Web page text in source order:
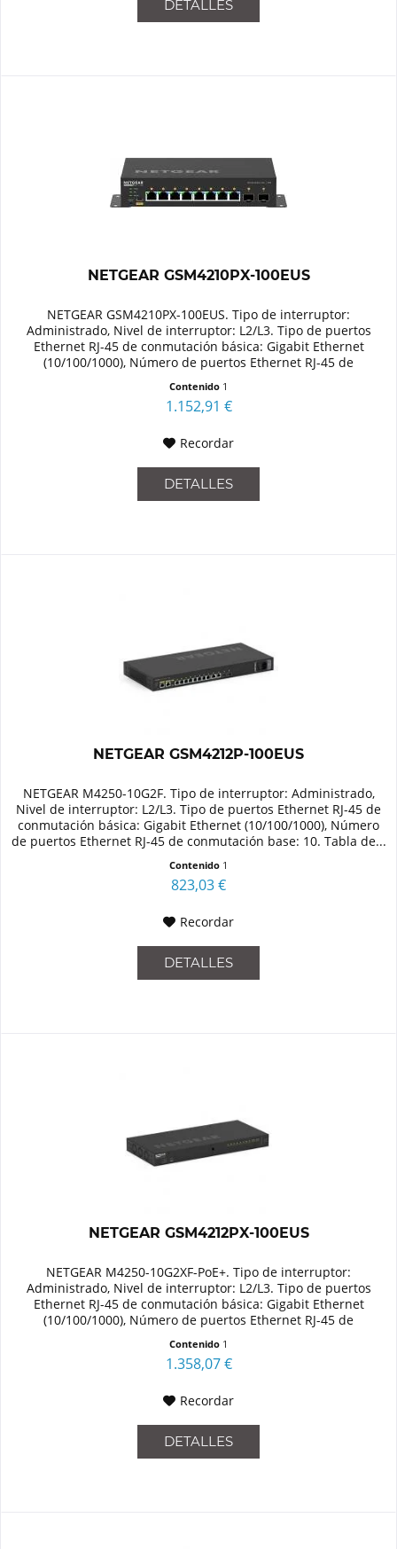
DETALLES
NETGEAR GSM4210PX-100EUS
NETGEAR GSM4210PX-100EUS. Tipo de interruptor:
Administrado, Nivel de interruptor: L2/L3. Tipo de puertos
Ethernet RJ-45 de conmutación básica: Gigabit Ethernet
(10/100/1000), Número de puertos Ethernet RJ-45 de
Contenido 1
1.152,91 €
Recordar
DETALLES
NETGEAR GSM4212P-100EUS
NETGEAR M4250-10G2F. Tipo de interruptor: Administrado,
Nivel de interruptor: L2/L3. Tipo de puertos Ethernet RJ-45 de
conmutación básica: Gigabit Ethernet (10/100/1000), Número
de puertos Ethernet RJ-45 de conmutación base: 10. Tabla de...
Contenido 1
823,03 €
Recordar
DETALLES
NETGEAR GSM4212PX-100EUS
NETGEAR M4250-10G2XF-PoE+. Tipo de interruptor:
Administrado, Nivel de interruptor: L2/L3. Tipo de puertos
Ethernet RJ-45 de conmutación básica: Gigabit Ethernet
(10/100/1000), Número de puertos Ethernet RJ-45 de
Contenido 1
1.358,07 €
Recordar
DETALLES